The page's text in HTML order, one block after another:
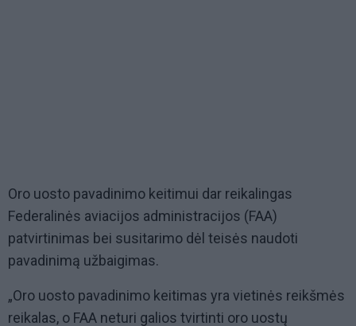
Oro uosto pavadinimo keitimui dar reikalingas
Federalinės aviacijos administracijos (FAA)
patvirtinimas bei susitarimo dėl teisės naudoti
pavadinimą užbaigimas.
„Oro uosto pavadinimo keitimas yra vietinės reikšmės
reikalas, o FAA neturi galios tvirtinti oro uostų